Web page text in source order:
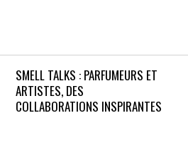
SMELL TALKS : PARFUMEURS ET
ARTISTES, DES
COLLABORATIONS INSPIRANTES